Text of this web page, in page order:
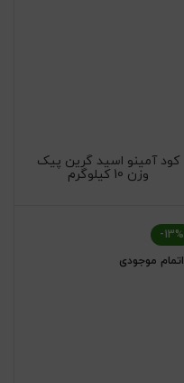
کود آمینو اسید گرین پیک
وزن 10 کیلوگرم
-13%
اتمام موجودی